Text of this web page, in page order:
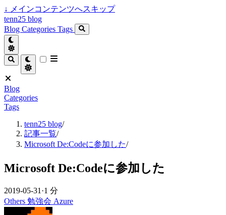
↓ メインコンテンツへスキップ
tenn25 blog
Blog Categories Tags
Blog
Categories
Tags
tenn25 blog/
記事一覧/
Microsoft De:Codeに参加した/
Microsoft De:Codeに参加した
2019-05-31·1 分
Others 勉強会 Azure